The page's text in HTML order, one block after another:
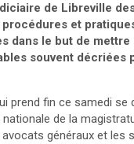
de Libreville
et
dans le but de mettre
souvent décriées
prend fin ce samedi se
nationale de la
avocats généraux et les